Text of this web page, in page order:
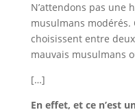
N’attendons pas une
musulmans modérés.
choisissent entre
mauvais musulmans
[…]
En effet, et ce n’est